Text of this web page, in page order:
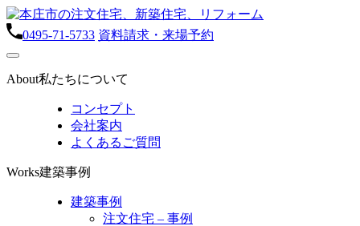
0495-71-5733 資料請求・来場予約
About私たちについて
コンセプト
会社案内
よくあるご質問
Works建築事例
建築事例
注文住宅 – 事例